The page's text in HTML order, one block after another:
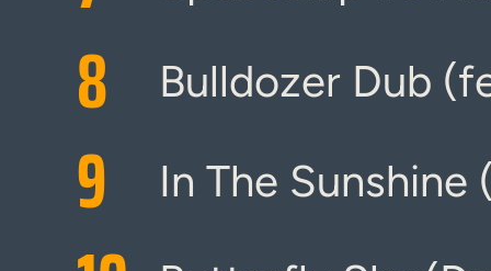
8 Bulldozer Dub
9 In The Sunshine